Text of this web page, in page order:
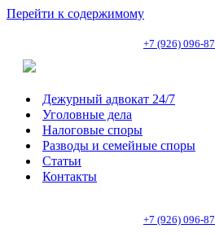
Перейти к содержимому
+7 (926) 096-
Дежурный адвокат 24/7
Уголовные дела
Налоговые споры
Разводы и семейные споры
Статьи
Контакты
+7 (926) 096-